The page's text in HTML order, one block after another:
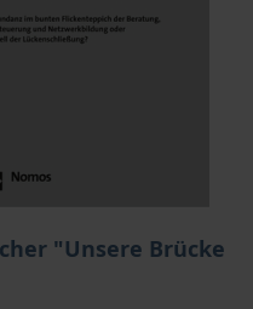
"Unsere Brücke
depends on the options